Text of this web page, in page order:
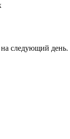
на следующий день.